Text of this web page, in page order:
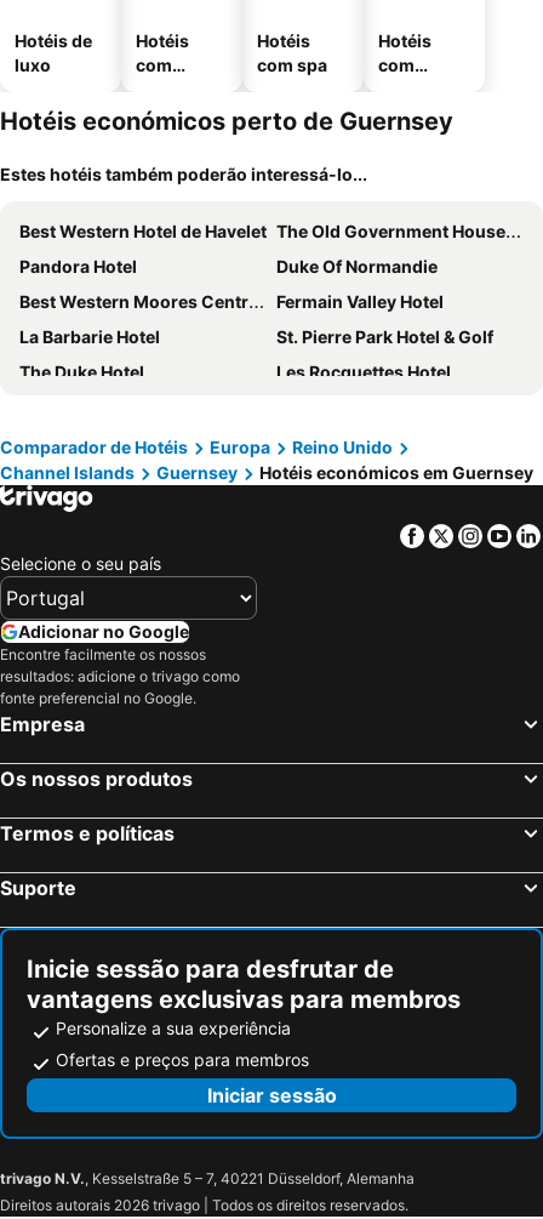
Hotéis de
luxo
Hotéis
com
Hotéis
com spa
Hotéis
com
mento
Hotéis económicos perto de Guernsey
Estes hotéis também poderão interessá-lo...
Best Western Hotel de Havelet The Old Government House Hotel & Spa
Pandora Hotel
Duke Of Normandie
Best Western Moores Central Hotel
Fermain Valley Hotel
La Barbarie Hotel
St. Pierre Park Hotel & Golf
The Duke Hotel
Les Rocquettes Hotel
Comparador de Hotéis Europa
Reino Unido
Channel Islands
Guernsey Hotéis económicos em Guernsey
Facebook
Twitter
Selecione o seu país
Adicionar no Google
Encontre facilmente os nossos
resultados: adicione o trivago como
fonte preferencial no Google.
Empresa
Os nossos produtos
Termos e políticas
Suporte
Inicie sessão para desfrutar de
vantagens exclusivas para membros
Personalize a sua experiência
Ofertas e preços para membros
Iniciar sessão
trivago N.V., Kesselstraße 5 – 7, 40221 Düsseldorf, Alemanha
Direitos autorais 2026 trivago | Todos os direitos reservados.